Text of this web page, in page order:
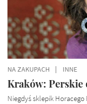
NA ZAKUPACH INNE
Kraków: Perskie
Niegdyś sklepik Horacego